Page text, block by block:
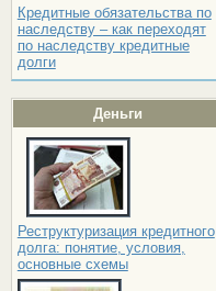
Кредитные обязательства по
наследству – как переходят
по наследству кредитные
долги
Деньги
Реструктуризация кредитного
долга: понятие, условия,
основные схемы